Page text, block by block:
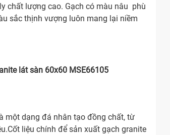
chất lượng cao. Gạch có màu nâu phù
sắc thịnh vượng luôn mang lại niềm
lát sàn 60x60 MSE66105
một dạng đá nhân tạo đồng chất, từ
liệu chính để sản xuất gạch granite